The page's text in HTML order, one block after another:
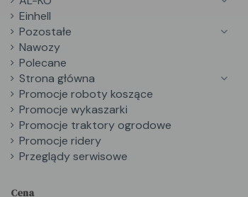
Einhell
Pozostałe
Nawozy
Polecane
Strona główna
Promocje roboty koszące
Promocje wykaszarki
Promocje traktory ogrodowe
Promocje ridery
Przeglądy serwisowe
Cena